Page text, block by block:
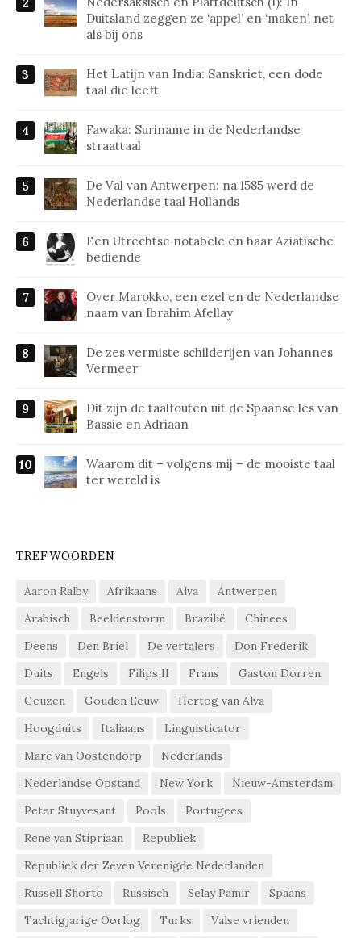
Duitsland zeggen ze ‘appel’ en ‘maken’, net
als bij ons
Het Latijn van India: Sanskriet, een dode
taal die leeft
Fawaka: Suriname in de Nederlandse
straattaal
De Val van Antwerpen: na 1585 werd de
Nederlandse taal Hollands
Een Utrechtse notabele en haar Aziatische
bediende
Over Marokko, een ezel en de Nederlandse
naam van Ibrahim Afellay
De zes vermiste schilderijen van Johannes
Vermeer
Dit zijn de taalfouten uit de Spaanse les van
Bassie en Adriaan
Waarom dit – volgens mij – de mooiste taal
ter wereld is
TREFWOORDEN
Aaron Ralby Afrikaans Alva
Antwerpen
Arabisch
Beeldenstorm Brazilië
Chinees
Deens
Den Briel De vertalers
Don Frederik
Duits
Engels Filips II Frans
Gaston Dorren
Geuzen
Gouden Eeuw
Hertog van Alva
Hoogduits
Italiaans
Linguisticator
Marc van Oostendorp
Nederlands
Nederlandse Opstand
New York
Nieuw-Amsterdam
Peter Stuyvesant
Pools
Portugees
René van Stipriaan
Republiek
Republiek der Zeven Verenigde Nederlanden
Russell Shorto
Russisch Selay Pamir
Spaans
Tachtigjarige Oorlog
Turks Valse vrienden